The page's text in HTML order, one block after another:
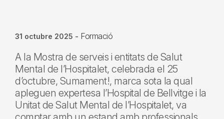
31 octubre 2025 - Formació
A la Mostra de serveis i entitats de Salut
Mental de l’Hospitalet, celebrada el 25
d’octubre, Sumament!, marca sota la qual
apleguen expertesa l’Hospital de Bellvitge i la
Unitat de Salut Mental de l’Hospitalet, va